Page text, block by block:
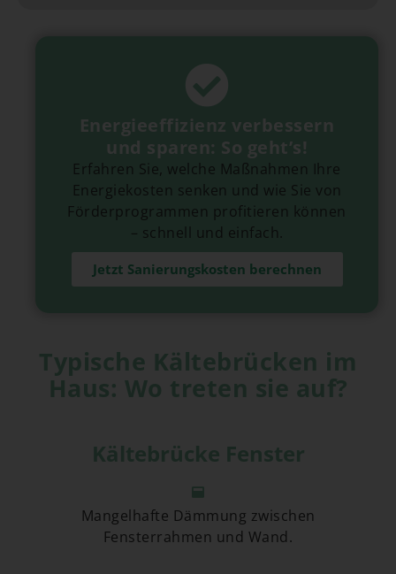
Energieeffizienz verbessern
und sparen: So geht’s!
Erfahren Sie, welche Maßnahmen Ihre
Energiekosten senken und wie Sie von
Förderprogrammen profitieren können
– schnell und einfach.
Jetzt Sanierungskosten berechnen
Typische Kältebrücken im
Haus: Wo treten sie auf?
Kältebrücke Fenster
Mangelhafte Dämmung zwischen
Fensterrahmen und Wand.